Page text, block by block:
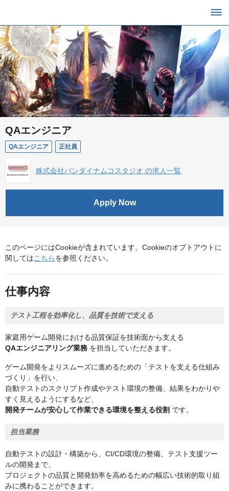
QAエンジニア
QAエンジニア 正社員
株式会社バンダイナムコスタジオ の求人一覧
Apply Now
このページにはCookieが含まれています。Cookieのオプトアウトに
関してはこちらを参照ください。
仕事内容
テスト工程を効率化し、品質を技術で支える
家庭用ゲーム開発における品質保証を技術面から支える
QAエンジニアリング業務 を担当していただきます。
ゲーム開発をよりスムーズに進めるための「テストを支える仕組み
づくり」を行い、
自動テストのスクリプト作成やテスト環境の整備、結果をわかりや
すく見えるようにするなど、
開発チームが安心して作業できる環境を整える役割 です。
担当業務
自動テストの設計・構築から、CI/CD環境の整備、テスト支援ツー
ルの開発まで、
プロジェクトの品質と開発効率を高めるための幅広い技術的取り組
みに携わることができます。